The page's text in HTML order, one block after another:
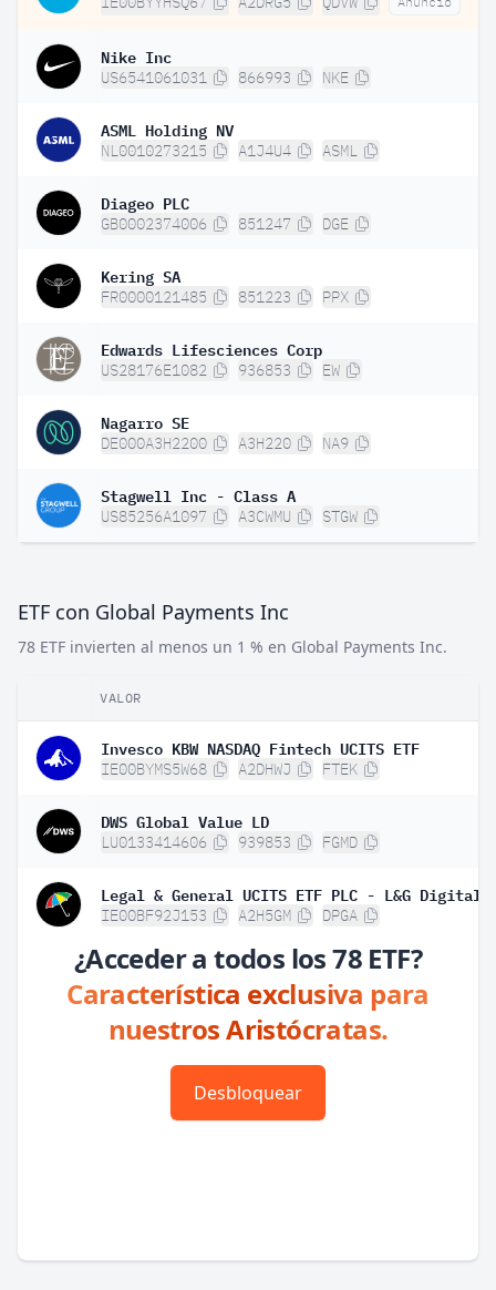
Nike Inc
US6541061031 866993 NKE
ASML Holding NV
NL0010273215 A1J4U4 ASML
Diageo PLC
GB0002374006 851247 DGE
Kering SA
FR0000121485 851223 PPX
Edwards Lifesciences Corp
US28176E1082 936853 EW
Nagarro SE
DE000A3H2200 A3H220 NA9
Stagwell Inc - Class A
US85256A1097 A3CWMU STGW
ETF con Global Payments Inc
78 ETF invierten al menos un 1 % en Global Payments Inc.
VALOR
Invesco KBW NASDAQ Fintech UCITS ETF
IE00BYMS5W68 A2DHWJ FTEK
DWS Global Value LD
LU0133414606 939853 FGMD
IE00BF92J153 A2H5GM DPGA
¿Acceder a todos los 78 ETF?
Característica exclusiva para
nuestros Aristócratas.
Desbloquear